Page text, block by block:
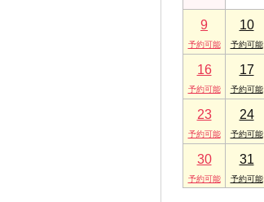
ARES市原
千葉県市原市
9 10
16 17
23 24
30 31